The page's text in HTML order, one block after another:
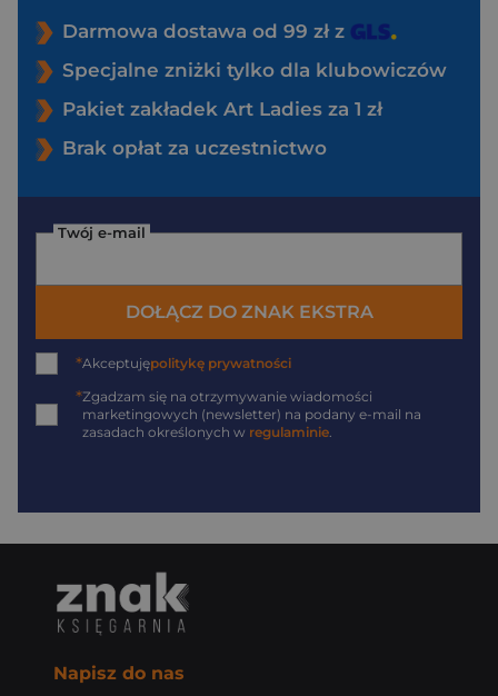
Darmowa dostawa od 99 zł z
Specjalne zniżki tylko dla klubowiczów
Pakiet zakładek Art Ladies za 1 zł
Brak opłat za uczestnictwo
Twój e-mail
DOŁĄCZ DO ZNAK EKSTRA
*Akceptujępolitykę prywatności
*Zgadzam się na otrzymywanie wiadomości
marketingowych (newsletter) na podany e-mail na
zasadach określonych w regulaminie
Napisz do nas